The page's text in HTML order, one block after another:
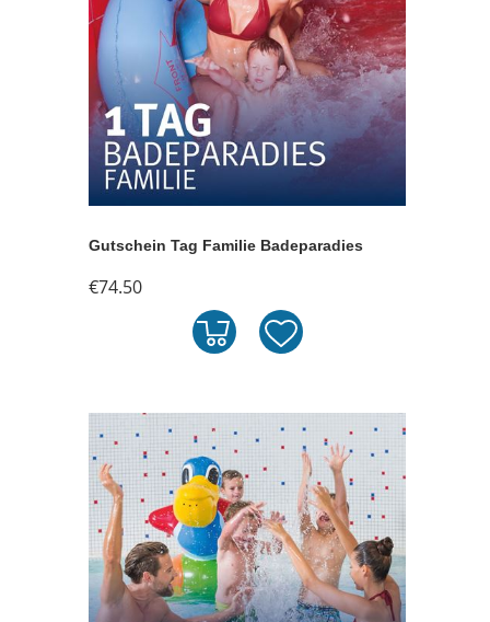
Gutschein Tag Familie Badeparadies
€74.50